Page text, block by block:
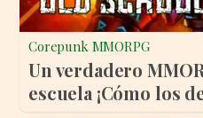
Corepunk MMORPG
Un verdadero
escuela ¡Cómo los